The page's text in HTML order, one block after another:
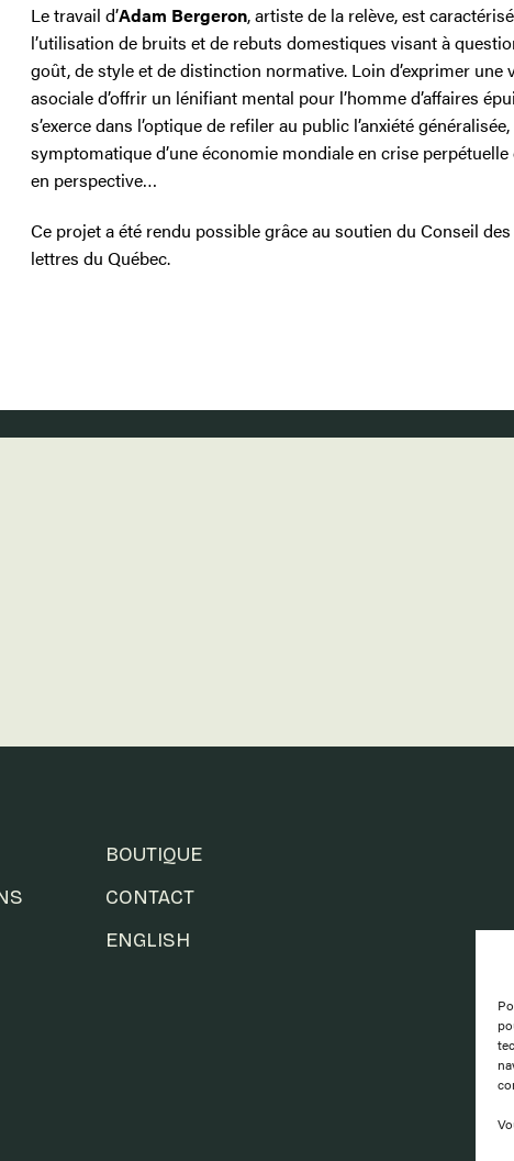
Le travail d’Adam Bergeron, artiste de la relève, est
l’utilisation de bruits et de rebuts domestiques visant à
goût, de style et de distinction normative. Loin d’exprimer une
asociale d’offrir un lénifiant mental pour l’homme d’affaires
s’exerce dans l’optique de refiler au public l’anxiété généralisée,
symptomatique d’une économie mondiale en crise
en perspective…
Ce projet a été rendu possible grâce au soutien du Conseil
lettres du Québec.
BOUTIQUE
CONTACT
ENGLISH